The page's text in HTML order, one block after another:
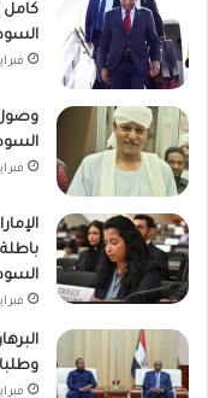
كامل
فبراير 26,
فبراير 26,
فبراير 26,
فبراير 25,